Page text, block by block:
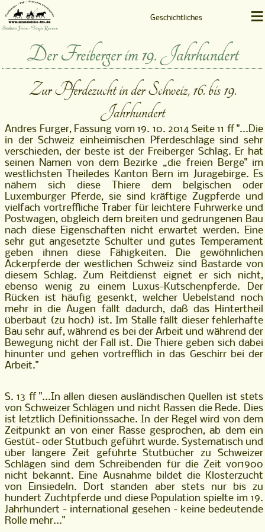
Barbara Heim • Tanja Kernen
Geschichtliches ≡
Der Freiberger im 19. Jahrhundert
Zur Pferdezucht in der Schweiz, 16. bis 19.
Jahrhundert
Andres Furger, Fassung vom 19. 10. 2014 Seite 11 ff "...Die
in der Schweiz einheimischen Pferdeschläge sind sehr
verschieden, der beste ist der Freiberger Schlag. Er hat
seinen Namen von dem Bezirke „die freien Berge" im
westlichsten Theiledes Kanton Bern im Juragebirge. Es
nähern sich diese Thiere dem belgischen oder
Luxemburger Pferde, sie sind kräftige Zugpferde und
vielfach vortreffliche Traber für leichtere Fuhrwerke und
Postwagen, obgleich dem breiten und gedrungenen Bau
nach diese Eigenschaften nicht erwartet werden. Eine
sehr gut angesetzte Schulter und gutes Temperament
geben ihnen diese Fähigkeiten. Die gewöhnlichen
Ackerpferde der westlichen Schweiz sind Bastarde von
diesem Schlag. Zum Reitdienst eignet er sich nicht,
ebenso wenig zu einem Luxus-Kutschenpferde. Der
Rücken ist häufig gesenkt, welcher Uebelstand noch
mehr in die Augen fällt dadurch, daß das Hintertheil
überbaut (zu hoch) ist. Im Stalle fällt dieser fehlerhafte
Bau sehr auf, während es bei der Arbeit und während der
Bewegung nicht der Fall ist. Die Thiere geben sich dabei
hinunter und gehen vortrefflich in das Geschirr bei der
Arbeit."
S. 13 ff "...In allen diesen ausländischen Quellen ist stets
von SchweizerSchlägen und nicht Rassen die Rede. Dies
ist letztlich Definitionssache. In der Regel wird von dem
Zeitpunkt an von einer Rasse gesprochen, ab dem ein
Gestüt- oder Stutbuch geführt wurde. Systematisch und
über längere Zeit geführte Stutbücher zu Schweizer
Schlägen sind dem Schreibenden für die Zeit vor1900
nicht bekannt. Eine Ausnahme bildet die Klosterzucht
von Einsiedeln. Dort standen aber stets nur bis zu
hundert Zuchtpferde und diese Populationspielte im 19.
Jahrhundert - international gesehen - keine bedeutende
Rolle mehr..."